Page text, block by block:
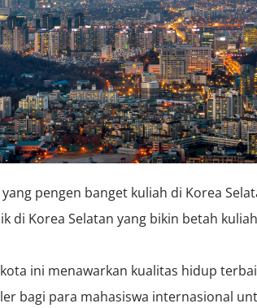
yang pengen banget kuliah di Korea
di Korea Selatan yang bikin betah
ini menawarkan kualitas hidup
bagi para mahasiswa internasional